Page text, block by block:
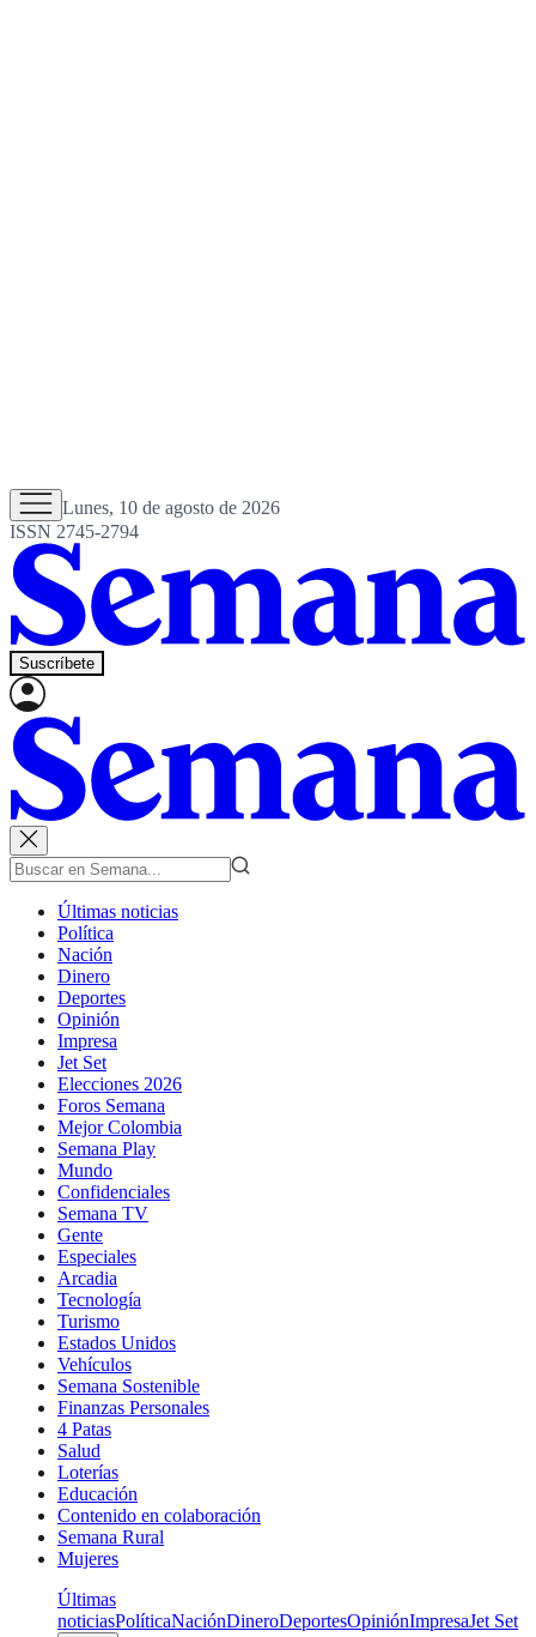
Lunes, 10 de agosto de 2026
ISSN 2745-2794
Suscríbete
Últimas noticias
Política
Nación
Dinero
Deportes
Opinión
Impresa
Jet Set
Elecciones 2026
Foros Semana
Mejor Colombia
Semana Play
Mundo
Confidenciales
Semana TV
Gente
Especiales
Arcadia
Tecnología
Turismo
Estados Unidos
Vehículos
Semana Sostenible
Finanzas Personales
4 Patas
Salud
Loterías
Educación
Contenido en colaboración
Semana Rural
Mujeres
Últimas
noticiasPolíticaNaciónDineroDeportesOpiniónImpresaJet Set